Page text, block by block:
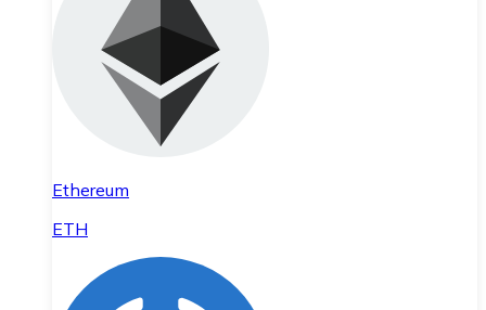
Ethereum
ETH